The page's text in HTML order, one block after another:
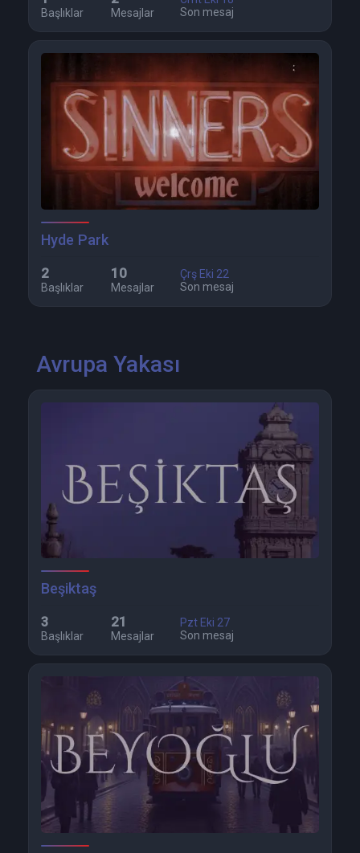
Başlıklar Mesajlar
Son mesaj
Hyde Park
2
Başlıklar
10
Mesajlar
Çrş Eki 22
Son mesaj
Avrupa Yakası
Beşiktaş
3
Başlıklar
21
Mesajlar
Pzt Eki 27
Son mesaj